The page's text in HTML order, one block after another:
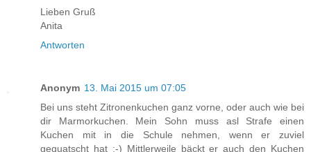
Lieben Gruß
Anita
Antworten
Anonym 13. Mai 2015 um 07:05
Bei uns steht Zitronenkuchen ganz vorne, oder auch wie bei
dir Marmorkuchen. Mein Sohn muss asl Strafe einen
Kuchen mit in die Schule nehmen, wenn er zuviel
gequatscht hat ;-) Mittlerweile bäckt er auch den Kuchen